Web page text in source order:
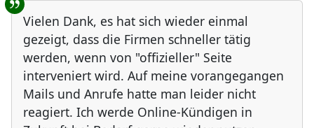
Vielen Dank, es hat sich wieder einmal
gezeigt, dass die Firmen schneller tätig
werden, wenn von "offizieller" Seite
interveniert wird. Auf meine vorangegangen
Mails und Anrufe hatte man leider nicht
reagiert. Ich werde Online-Kündigen in